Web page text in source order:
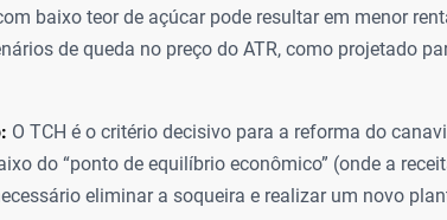
baixo teor de açúcar pode resultar em menor
de queda no preço do ATR, como projetado
O TCH é o critério decisivo para a reforma do
do “ponto de equilíbrio econômico” (onde a
eliminar a soqueira e realizar um novo